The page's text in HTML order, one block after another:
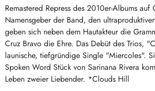
Pre-Order
Highlights
Exklusiv & Limitiert
Neu auf Lager
Sonderangebote
Midprice
Emo
Postpunk /
Punkrock
60s / Garage
Beat / Surf
60s / Garage
Remastered Repress des 2010er-Albums
Namensgeber der Band, den
geben sich neben dem Hautakteur die
Cruz Bravo die Ehre. Das Debüt des Trios,
launische, tiefgründige Single "Miercoles".
Spoken Word Stück von Sarinana Rivera
Leben zweier Liebender. *Clouds Hill